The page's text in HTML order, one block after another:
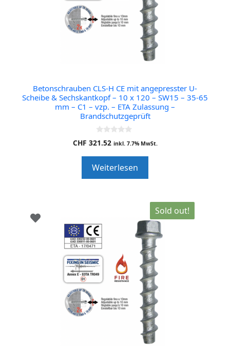
Betonschrauben CLS-H CE mit angepresster U-
Scheibe & Sechskantkopf – 10 x 120 – SW15 – 35-65
mm – C1 – vzp. – ETA Zulassung –
Brandschutzgeprüft
0
o
o
f
5
CHF 321.52 inkl. 7.7% MwSt.
Weiterlesen
Sold out!